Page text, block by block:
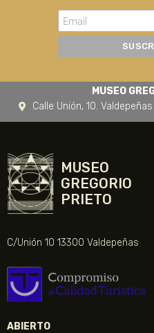
MUSEO
Calle Unión, 10.
MUSEO
GREGORIO
PRIETO
C/Unión 10 13300 Valdepeñas
ABIERTO